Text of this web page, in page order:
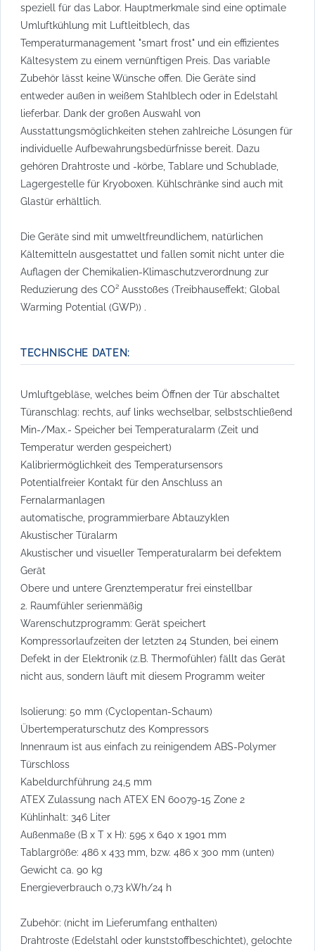
speziell für das Labor. Hauptmerkmale sind eine optimale
Umluftkühlung mit Luftleitblech, das
Temperaturmanagement "smart frost" und ein effizientes
Kältesystem zu einem vernünftigen Preis. Das variable
Zubehör lässt keine Wünsche offen. Die Geräte sind
entweder außen in weißem Stahlblech oder in Edelstahl
lieferbar. Dank der großen Auswahl von
Ausstattungsmöglichkeiten stehen zahlreiche Lösungen für
individuelle Aufbewahrungsbedürfnisse bereit. Dazu
gehören Drahtroste und -körbe, Tablare und Schublade,
Lagergestelle für Kryoboxen. Kühlschränke sind auch mit
Glastür erhältlich.
Die Geräte sind mit umweltfreundlichem, natürlichen
Kältemitteln ausgestattet und fallen somit nicht unter die
Auflagen der Chemikalien-Klimaschutzverordnung zur
Reduzierung des CO² Ausstoßes (Treibhauseffekt; Global
Warming Potential (GWP)) .
TECHNISCHE DATEN:
Umluftgebläse, welches beim Öffnen der Tür abschaltet
Türanschlag: rechts, auf links wechselbar, selbstschließend
Min-/Max.- Speicher bei Temperaturalarm (Zeit und
Temperatur werden gespeichert)
Kalibriermöglichkeit des Temperatursensors
Potentialfreier Kontakt für den Anschluss an
Fernalarmanlagen
automatische, programmierbare Abtauzyklen
Akustischer Türalarm
Akustischer und visueller Temperaturalarm bei defektem
Gerät
Obere und untere Grenztemperatur frei einstellbar
2. Raumfühler serienmäßig
Warenschutzprogramm: Gerät speichert
Kompressorlaufzeiten der letzten 24 Stunden, bei einem
Defekt in der Elektronik (z.B. Thermofühler) fällt das Gerät
nicht aus, sondern läuft mit diesem Programm weiter
Isolierung: 50 mm (Cyclopentan-Schaum)
Übertemperaturschutz des Kompressors
Innenraum ist aus einfach zu reinigendem ABS-Polymer
Türschloss
Kabeldurchführung 24,5 mm
ATEX Zulassung nach ATEX EN 60079-15 Zone 2
Kühlinhalt: 346 Liter
Außenmaße (B x T x H): 595 x 640 x 1901 mm
Tablargröße: 486 x 433 mm, bzw. 486 x 300 mm (unten)
Gewicht ca. 90 kg
Energieverbrauch 0,73 kWh/24 h
Zubehör: (nicht im Lieferumfang enthalten)
Drahtroste (Edelstahl oder kunststoffbeschichtet), gelochte